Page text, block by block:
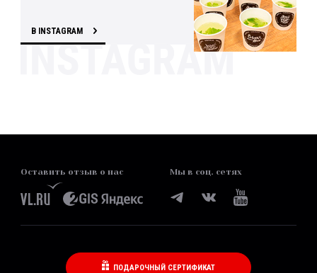
В INSTAGRAM
Оставить отзыв о нас Мы в соц. сетях
ПОДАРОЧНЫЙ СЕРТИФИКАТ